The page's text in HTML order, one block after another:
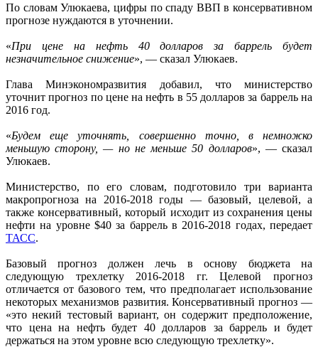
По словам Улюкаева, цифры по спаду ВВП в консервативном
прогнозе нуждаются в уточнении.
«При цене на нефть 40 долларов за баррель будет
незначительное снижение», — сказал Улюкаев.
Глава Минэкономразвития добавил, что министерство
уточнит прогноз по цене на нефть в 55 долларов за баррель на
2016 год.
«Будем еще уточнять, совершенно точно, в немножко
меньшую сторону, — но не меньше 50 долларов», — сказал
Улюкаев.
Министерство, по его словам, подготовило три варианта
макропрогноза на 2016-2018 годы — базовый, целевой, а
также консервативный, который исходит из сохранения цены
нефти на уровне $40 за баррель в 2016-2018 годах, передает
ТАСС.
Базовый прогноз должен лечь в основу бюджета на
следующую трехлетку 2016-2018 гг. Целевой прогноз
отличается от базового тем, что предполагает использование
некоторых механизмов развития. Консервативный прогноз —
«это некий тестовый вариант, он содержит предположение,
что цена на нефть будет 40 долларов за баррель и будет
держаться на этом уровне всю следующую трехлетку».